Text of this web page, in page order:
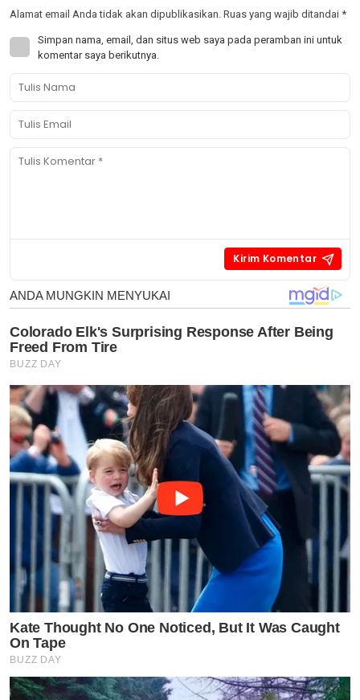
Alamat email Anda tidak akan dipublikasikan. Ruas yang wajib ditandai *
Simpan nama, email, dan situs web saya pada peramban ini untuk
komentar saya berikutnya.